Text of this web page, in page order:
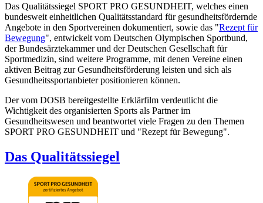
Das Qualitätssiegel SPORT PRO GESUNDHEIT, welches einen
bundesweit einheitlichen Qualitätsstandard für gesundheitsfördernde
Angebote in den Sportvereinen dokumentiert, sowie das "Rezept für
Bewegung", entwickelt vom Deutschen Olympischen Sportbund,
der Bundesärztekammer und der Deutschen Gesellschaft für
Sportmedizin, sind weitere Programme, mit denen Vereine einen
aktiven Beitrag zur Gesundheitsförderung leisten und sich als
Gesundheitssportanbieter positionieren können.
Der vom DOSB bereitgestellte Erklärfilm verdeutlicht die
Wichtigkeit des organisierten Sports als Partner im
Gesundheitswesen und beantwortet viele Fragen zu den Themen
SPORT PRO GESUNDHEIT und "Rezept für Bewegung".
Das Qualitätssiegel